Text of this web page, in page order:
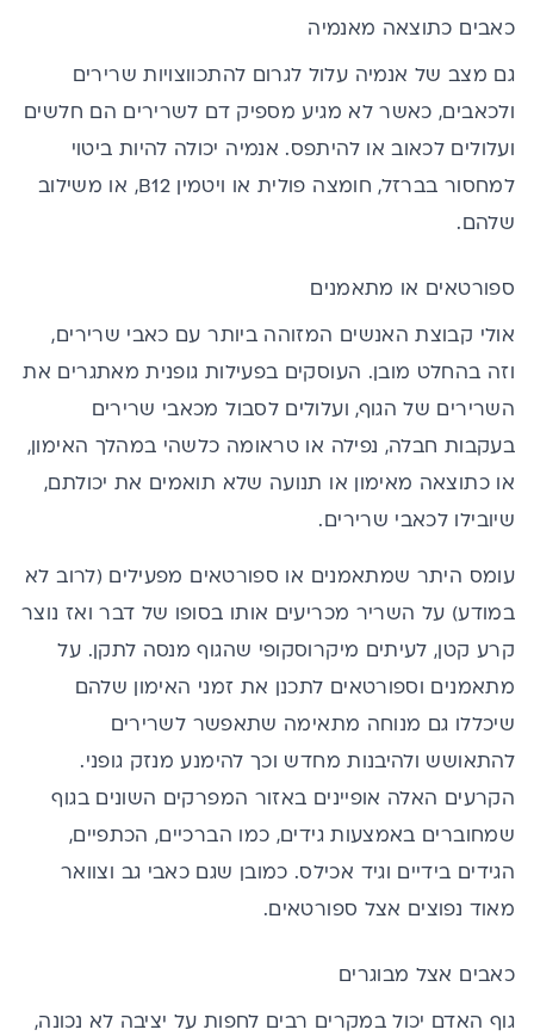
כאבים כתוצאה מאנמיה
גם מצב של אנמיה עלול לגרום להתכווצויות שרירים
ולכאבים, כאשר לא מגיע מספיק דם לשרירים הם חלשים
ועלולים לכאוב או להיתפס. אנמיה יכולה להיות ביטוי
למחסור בברזל, חומצה פולית
או ויטמין B12, או משילוב
שלהם.
ספורטאים או מתאמנים
אולי קבוצת האנשים המזוהה ביותר עם כאבי שרירים,
וזה בהחלט מובן. העוסקים בפעילות גופנית מאתגרים את
השרירים של הגוף, ועלולים לסבול מכאבי שרירים
בעקבות חבלה, נפילה או טראומה כלשהי במהלך האימון,
או כתוצאה מאימון או תנועה שלא תואמים את יכולתם,
שיובילו לכאבי שרירים.
עומס היתר שמתאמנים או ספורטאים מפעילים (לרוב לא
במודע) על השריר מכריעים אותו בסופו של דבר ואז נוצר
קרע קטן, לעיתים מיקרוסקופי שהגוף מנסה לתקן. על
מתאמנים וספורטאים לתכנן את זמני האימון שלהם
שיכללו גם מנוחה מתאימה שתאפשר לשרירים
להתאושש ולהיבנות מחדש וכך להימנע מנזק גופני.
הקרעים האלה אופיינים באזור המפרקים השונים בגוף
שמחוברים באמצעות גידים, כמו הברכיים, הכתפיים,
הגידים בידיים וגיד אכילס. כמובן שגם כאבי גב וצוואר
מאוד נפוצים אצל ספורטאים.
כאבים אצל מבוגרים
גוף האדם יכול במקרים רבים לחפות על יציבה לא נכונה,